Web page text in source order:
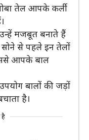
तेल आपके कर्ली
मजबूत बनाते हैं
से पहले इन तेलों
आपके बाल
बालों की जड़ों
है।
है